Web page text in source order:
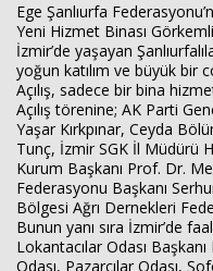
Ege Şanlıurfa
Yeni Hizmet Binası
İzmir’de yaşayan
yoğun katılım ve büyük bir
Açılış, sadece bir bina
Açılış törenine; AK Parti
Yaşar Kırkpınar, Ceyda
Tunç, İzmir SGK İl Müdürü
Kurum Başkanı Prof. Dr.
Federasyonu Başkanı
Bölgesi Ağrı Dernekleri
Bunun yanı sıra İzmir’de
Lokantacılar Odası
Odası, Pazarcılar Odası,